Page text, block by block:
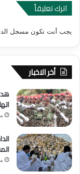
اترك تعليقاً
يجب أنت تكون مسجل
أخر الاخبار